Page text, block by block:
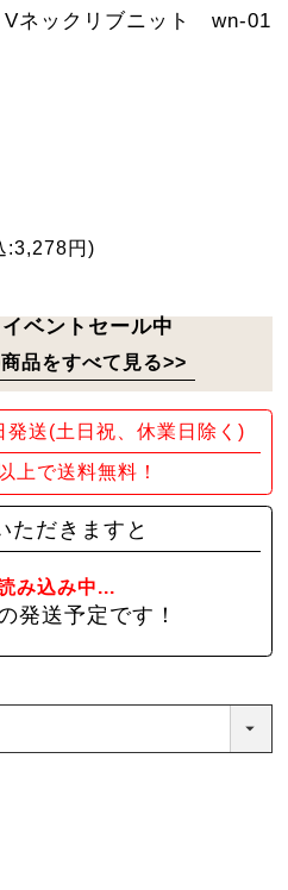
Vネックリブニット wn-01
:3,278円)
ベントセール中
品をすべて見る>>
送(土日祝、休業日除く)
上で送料無料！
ただきますと
み込み中...
発送予定です！